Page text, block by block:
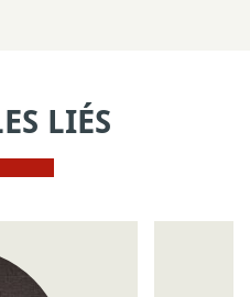
LIÉS